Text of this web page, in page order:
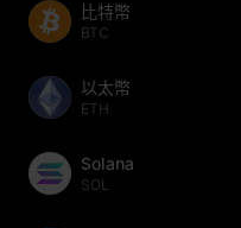
比特幣
BTC
以太幣
ETH
Solana
SOL